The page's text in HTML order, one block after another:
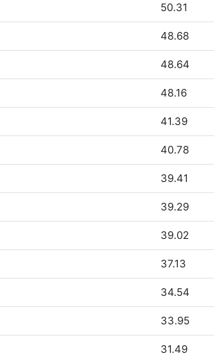
50.31
48.68
48.64
48.16
41.39
40.78
39.41
39.29
39.02
37.13
34.54
33.95
31.49